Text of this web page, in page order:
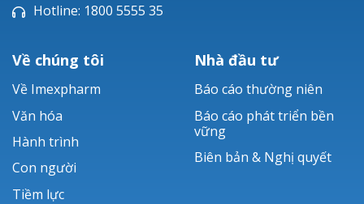
Bacsulfo®
Hotline: 1800 5555 35
Về chúng tôi
Về Imexpharm
Văn hóa
Hành trình
Con người
Tiềm lực
Nhà đầu tư
Báo cáo thường niên
Báo cáo phát triển bền
vững
Biên bản & Nghị quyết